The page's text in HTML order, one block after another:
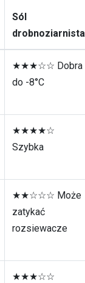
Sól
drobnoziarnista
★★★☆☆ Dobra
do -8°C
★★★★☆
Szybka
★★☆☆☆ Może
zatykać
rozsiewacze
★★★☆☆